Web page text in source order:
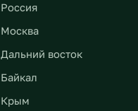
Россия
Москва
Дальний восток
Байкал
Крым